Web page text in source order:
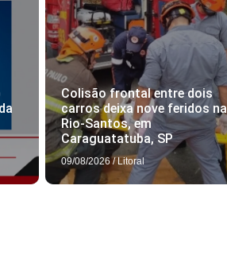
Colisão frontal entre dois
carros deixa nove feridos na
Rio-Santos, em
Caraguatatuba, SP
09/08/2026 / Litoral